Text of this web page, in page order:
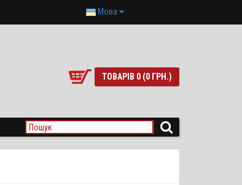
Мова
ТОВАРІВ 0 (0 ГРН.)